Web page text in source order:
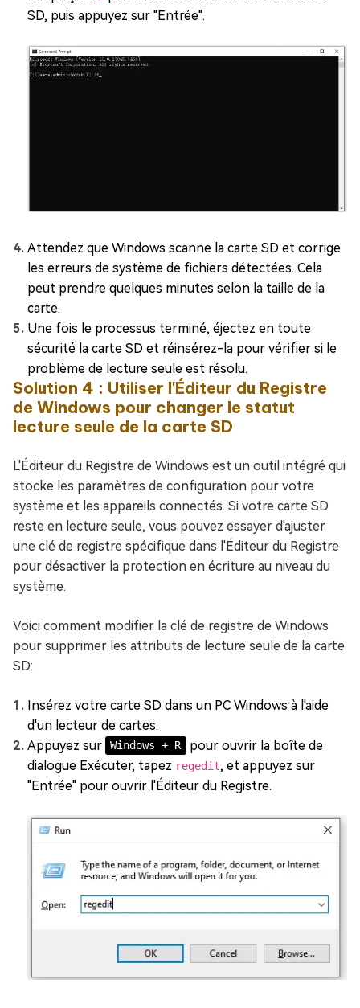
SD, puis appuyez sur "Entrée".
Attendez que Windows scanne la carte SD et corrige
les erreurs de système de fichiers détectées. Cela
peut prendre quelques minutes selon la taille de la
carte.
Une fois le processus terminé, éjectez en toute
sécurité la carte SD et réinsérez-la pour vérifier si le
problème de lecture seule est résolu.
Solution 4 : Utiliser l'Éditeur du Registre
de Windows pour changer le statut
lecture seule de la carte SD
L'Éditeur du Registre de Windows est un outil intégré qui
stocke les paramètres de configuration pour votre
système et les appareils connectés. Si votre carte SD
reste en lecture seule, vous pouvez essayer d'ajuster
une clé de registre spécifique dans l'Éditeur du Registre
pour désactiver la protection en écriture au niveau du
système.
Voici comment modifier la clé de registre de Windows
pour supprimer les attributs de lecture seule de la carte
SD:
Insérez votre carte SD dans un PC Windows à l'aide
d'un lecteur de cartes.
Appuyez sur
Windows + R
pour ouvrir la boîte de
dialogue Exécuter, tapez regedit, et appuyez sur
"Entrée" pour ouvrir l'Éditeur du Registre.